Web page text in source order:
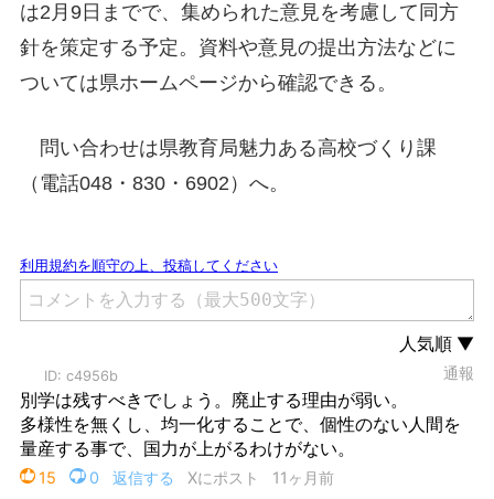
は2月9日までで、集められた意見を考慮して同方
針を策定する予定。資料や意見の提出方法などに
ついては県ホームページから確認できる。
問い合わせは県教育局魅力ある高校づくり課
（電話048・830・6902）へ。